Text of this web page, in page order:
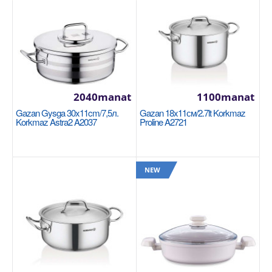
1300manat
Availability
Garşylaşdyrmaga goş
Halananlara goş
NEW
Gazan Gysga 30x11cm/7,5л.
Korkmaz Astra2 A2037
2040manat
Gazan 18x11см/2.7lt Korkmaz
Proline A2721
1100manat
NEW